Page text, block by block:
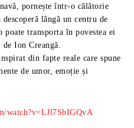
pornește într-o călătorie
lângă un centru de
transporta în povestea ei
Ion Creangă.
din fapte reale care spune
de umor, emoție și
watch?v=LJl7ShIGQvA